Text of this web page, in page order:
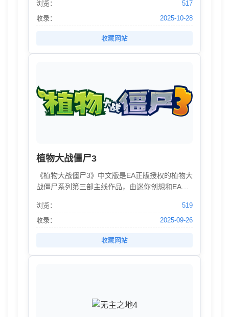
感冷系蛇精&酷感蝎王，暗黑美学CP张力拉满！
浏览：
517
收录：
2025-10-28
收藏网站
植物大战僵尸3
《植物大战僵尸3》中文版是EA正版授权的植物大
战僵尸系列第三部主线作品，由迷你创想和EA合
上，进行开创式的设计和共创。我们致力于打造
一款长续经营、健康活力的作品，努力让这个满
浏览：
519
收录：
2025-09-26
收藏网站